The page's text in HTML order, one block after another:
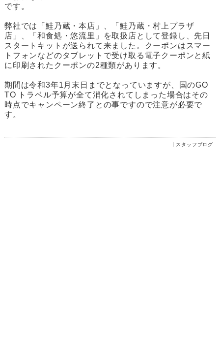
です。
弊社では「鮭乃蔵・本店」、「鮭乃蔵・村上プラザ
店」、「和食処・悠流里」を取扱店として登録し、先日
スタートキットが送られて来ました。クーポンはスマー
トフォンなどのタブレットで受け取る電子クーポンと紙
に印刷されたクーポンの2種類があります。
期間は令和3年1月末日までとなっていますが、国のGO
TO トラベル予算が全て消化されてしまった場合はその
時点でキャンペーン終了との事ですので注意が必要で
す。
スタッフブログ